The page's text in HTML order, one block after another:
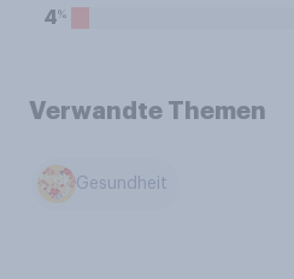
4%
Verwandte Themen
Gesundheit